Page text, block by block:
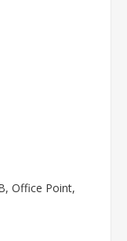
Office Point,